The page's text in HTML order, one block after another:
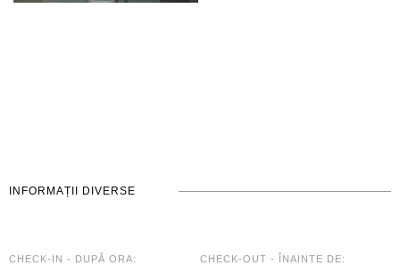
INFORMAȚII DIVERSE
CHECK-IN - DUPĂ ORA: CHECK-OUT - ÎNAINTE DE: